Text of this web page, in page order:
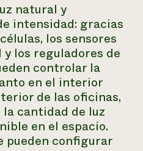
natural y
intensidad: gracias
los sensores
los reguladores de
controlar la
en el interior
de las oficinas,
cantidad de luz
en el espacio.
pueden configurar